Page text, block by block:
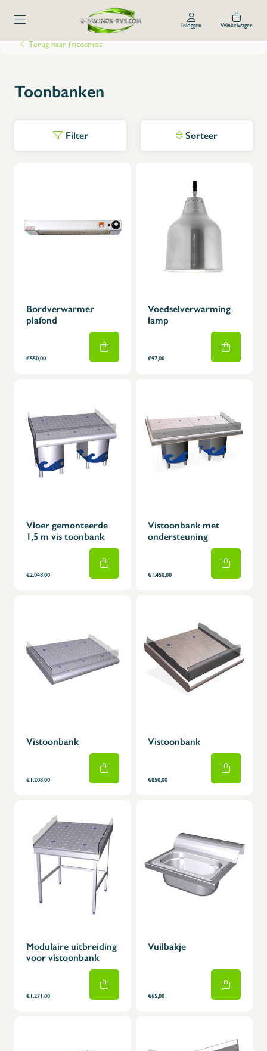
Inloggen Winkelwagen
Terug naar fricosmos
Toonbanken
Filter Sorteer
Bordverwarmer
plafond
€550,00
Voedselverwarming
lamp
€97,00
Vloer gemonteerde
1,5 m vis toonbank
€2.048,00
Vistoonbank met
ondersteuning
€1.450,00
Vistoonbank
€1.208,00
Vistoonbank
€850,00
Modulaire uitbreiding
voor vistoonbank
€1.271,00
Vuilbakje
€65,00